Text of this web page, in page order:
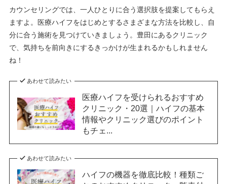
カウンセリングでは、一人ひとりに合う選択肢を提案してもらえ
ますよ。医療ハイフをはじめとするさまざまな方法を比較し、自
分に合う施術を見つけていきましょう。豊田にあるクリニック
で、気持ちを前向きにするきっかけが生まれるかもしれません
ね！
あわせて読みたい
医療ハイフを受けられるおすすめ
クリニック・20選｜ハイフの基本
情報やクリニック選びのポイント
もチェ...
あわせて読みたい
ハイフの機器を徹底比較！種類ご